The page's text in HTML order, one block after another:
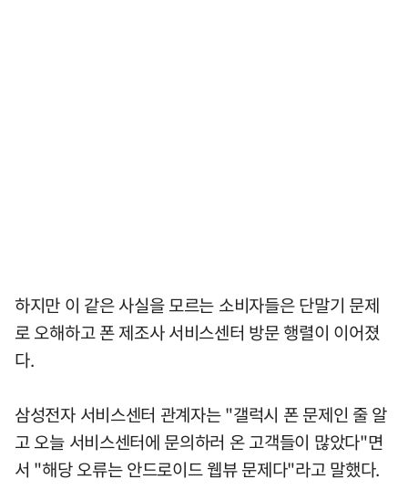
하지만 이 같은 사실을 모르는 소비자들은 단말기 문제
로 오해하고 폰 제조사 서비스센터 방문 행렬이 이어졌
다.
삼성전자 서비스센터 관계자는 "갤럭시 폰 문제인 줄 알
고 오늘 서비스센터에 문의하러 온 고객들이 많았다"면
서 "해당 오류는 안드로이드 웹뷰 문제다"라고 말했다.